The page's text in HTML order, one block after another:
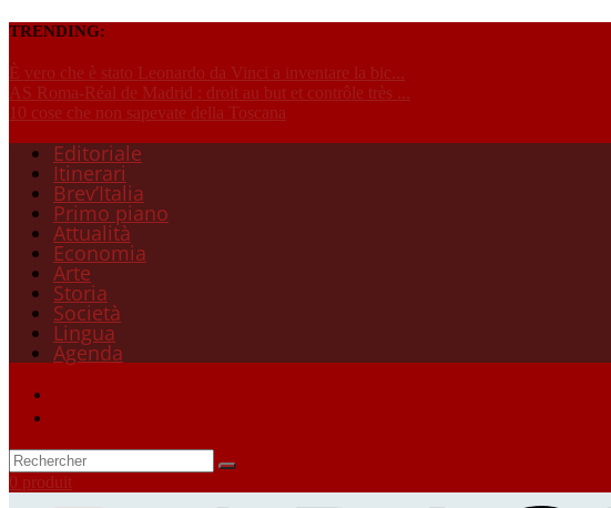
TRENDING:
È vero che è stato Leonardo da Vinci a inventare la bic...
AS Roma-Réal de Madrid : droit au but et contrôle très ...
10 cose che non sapevate della Toscana
Editoriale
Itinerari
Brev’Italia
Primo piano
Attualità
Economia
Arte
Storia
Società
Lingua
Agenda
0 produit